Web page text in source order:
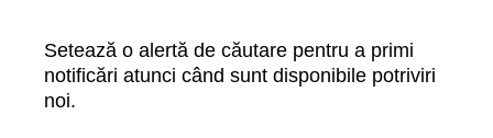
Setează o alertă de căutare pentru a primi
notificări atunci când sunt disponibile potriviri
noi.